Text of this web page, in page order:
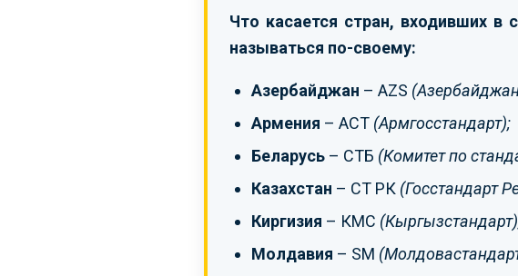
Что касается стран, входивших
называться по-своему:
Азербайджан – AZS
Армения – ACT (Армгосстандарт);
Беларусь – СТБ (Комитет по
Казахстан – СТ РК (Госстандарт
Киргизия – КМС
Молдавия – SM